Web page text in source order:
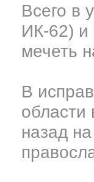
Всего в
ИК-62) и
мечеть
В
области
назад